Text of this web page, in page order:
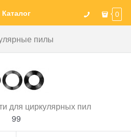
Каталог 0
пилы
для циркулярных пил
99